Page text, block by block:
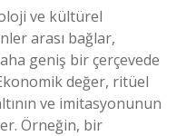
ve kültürel
arası bağlar,
geniş bir çerçevede
değer, ritüel
ve imitasyonunun
Örneğin, bir